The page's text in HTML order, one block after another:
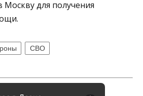
Москву для получения
СВО